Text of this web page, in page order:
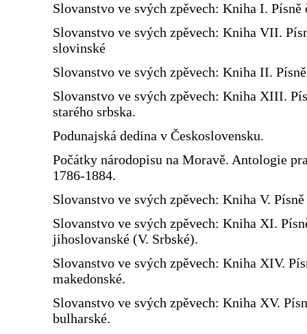
Slovanstvo ve svých zpěvech: Kniha I. Písně
Slovanstvo ve svých zpěvech: Kniha VII.
slovinské
Slovanstvo ve svých zpěvech: Kniha II.
Slovanstvo ve svých zpěvech: Kniha XIII.
starého srbska.
Podunajská dedina v Československu.
Počátky národopisu na Moravě. Antologie
1786-1884.
Slovanstvo ve svých zpěvech: Kniha V.
Slovanstvo ve svých zpěvech: Kniha XI.
jihoslovanské (V. Srbské).
Slovanstvo ve svých zpěvech: Kniha XIV.
makedonské.
Slovanstvo ve svých zpěvech: Kniha XV.
bulharské.